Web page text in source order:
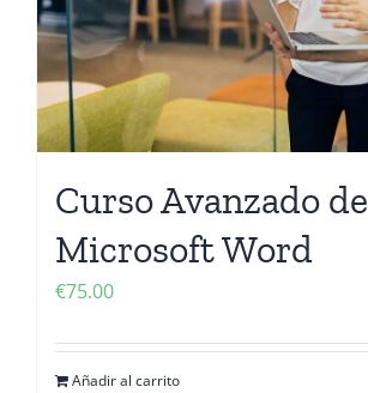
Curso Avanzado de
Microsoft Word
€75.00
Añadir al carrito